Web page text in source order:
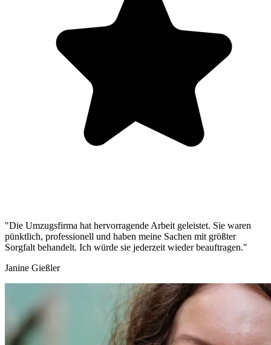
"Die Umzugsfirma hat hervorragende Arbeit geleistet. Sie waren
pünktlich, professionell und haben meine Sachen mit größter
Sorgfalt behandelt. Ich würde sie jederzeit wieder beauftragen."
Janine Gießler